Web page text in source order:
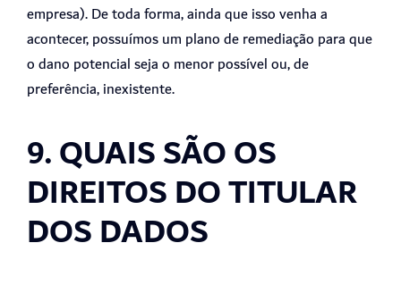
empresa). De toda forma, ainda que isso venha a
acontecer, possuímos um plano de remediação para que
o dano potencial seja o menor possível ou, de
preferência, inexistente.
9. QUAIS SÃO OS
DIREITOS DO TITULAR
DOS DADOS